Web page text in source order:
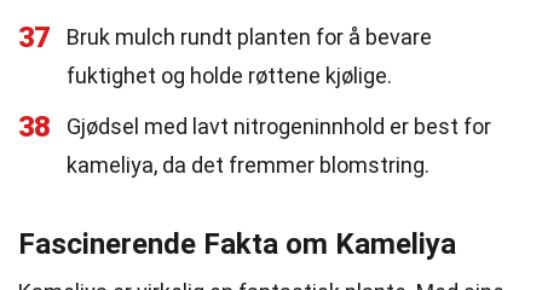
37
Bruk mulch rundt planten for å bevare
fuktighet og holde røttene kjølige.
38
Gjødsel med lavt nitrogeninnhold er best for
kameliya, da det fremmer blomstring.
Fascinerende Fakta om Kameliya